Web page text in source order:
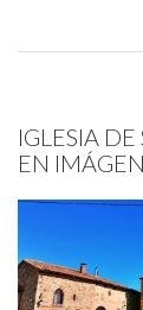
IGLESIA
EN